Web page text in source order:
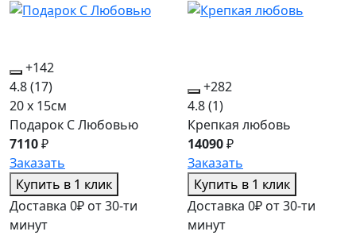
+142
4.8(17)
20 x 15см
Подарок С Любовью
7110₽
Заказать
Купить в 1 клик
Доставка 0₽ от 30-ти
минут
+282
4.8(1)
Крепкая любовь
14090₽
Заказать
Купить в 1 клик
Доставка 0₽ от 30-ти
минут